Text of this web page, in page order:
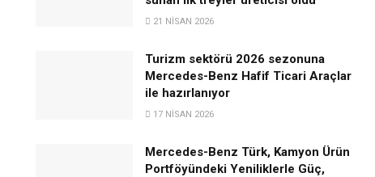
21 NISAN 2026
Turizm sektörü 2026 sezonuna
Mercedes-Benz Hafif Ticari Araçlar
ile hazırlanıyor
17 NISAN 2026
Mercedes-Benz Türk, Kamyon Ürün
Portföyündeki Yeniliklerle Güç,